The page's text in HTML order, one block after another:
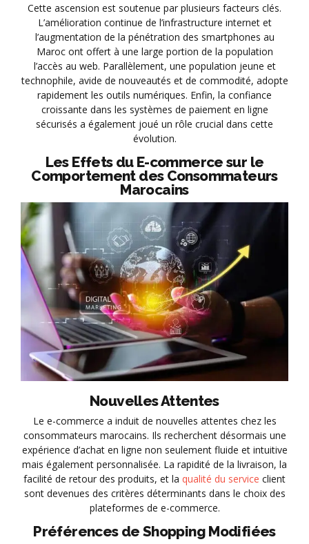
Cette ascension est soutenue par plusieurs facteurs clés.
L’amélioration continue de l’infrastructure internet et
l’augmentation de la pénétration des smartphones au
Maroc ont offert à une large portion de la population
l’accès au web. Parallèlement, une population jeune et
technophile, avide de nouveautés et de commodité, adopte
rapidement les outils numériques. Enfin, la confiance
croissante dans les systèmes de paiement en ligne
sécurisés a également joué un rôle crucial dans cette
évolution.
Les Effets du E-commerce sur le
Comportement des Consommateurs
Marocains
Nouvelles Attentes
Le e-commerce a induit de nouvelles attentes chez les
consommateurs marocains. Ils recherchent désormais une
expérience d’achat en ligne non seulement fluide et intuitive
mais également personnalisée. La rapidité de la livraison, la
facilité de retour des produits, et la qualité du service client
sont devenues des critères déterminants dans le choix des
plateformes de e-commerce.
Préférences de Shopping Modifiées